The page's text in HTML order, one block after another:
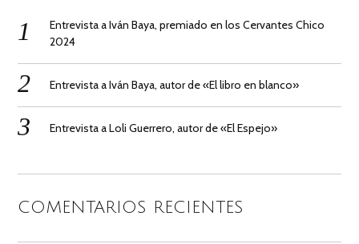
Entrevista a Iván Baya, premiado en los Cervantes Chico
2024
Entrevista a Iván Baya, autor de «El libro en blanco»
Entrevista a Loli Guerrero, autor de «El Espejo»
COMENTARIOS RECIENTES